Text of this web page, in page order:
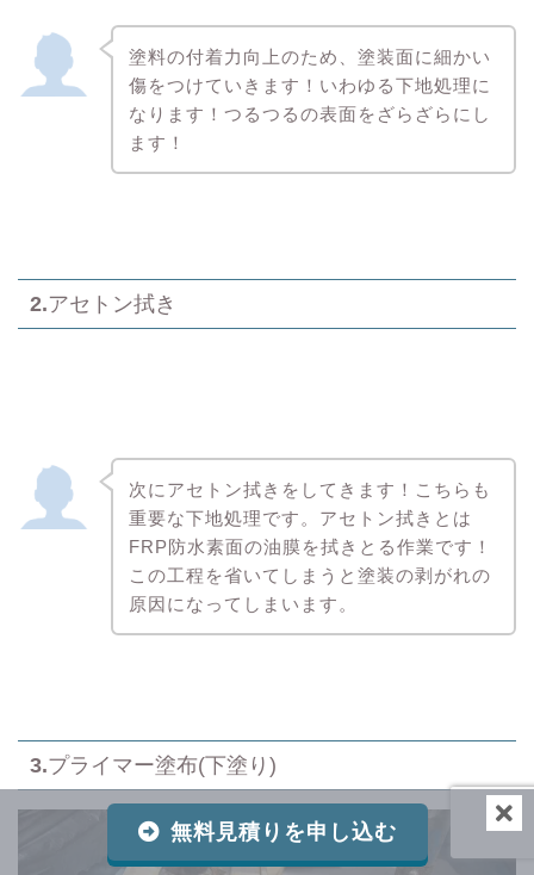
塗料の付着力向上のため、塗装面に細かい
傷をつけていきます！いわゆる下地処理に
なります！つるつるの表面をざらざらにし
ます！
2.アセトン拭き
次にアセトン拭きをしてきます！こちらも
重要な下地処理です。アセトン拭きとは
FRP防水素面の油膜を拭きとる作業です！
この工程を省いてしまうと塗装の剥がれの
原因になってしまいます。
3.プライマー塗布(下塗り)
無料見積りを申し込む